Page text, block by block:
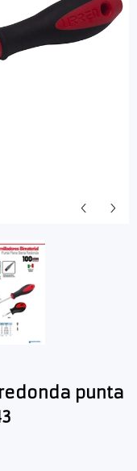
punta